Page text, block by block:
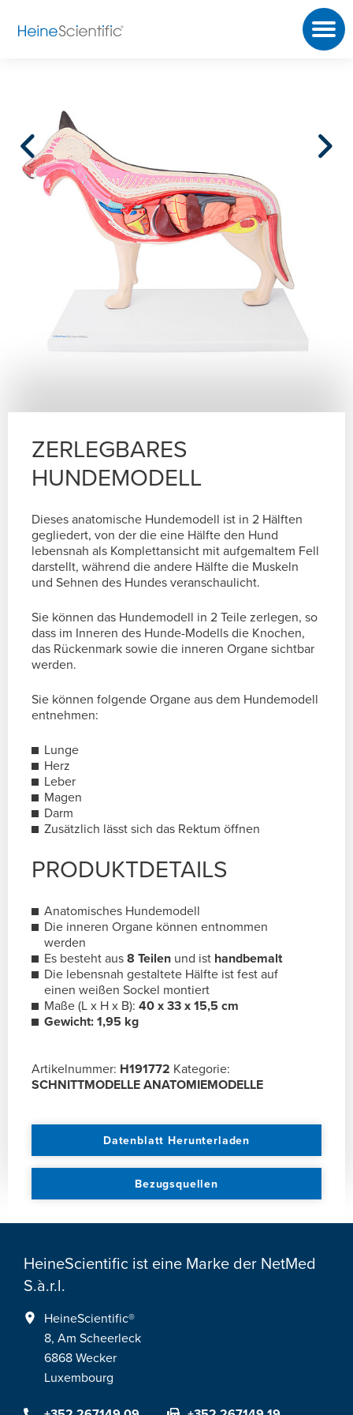
ZERLEGBARES
HUNDEMODELL
Dieses anatomische Hundemodell ist in 2 Hälften
gegliedert, von der die eine Hälfte den Hund
lebensnah als Komplettansicht mit aufgemaltem Fell
darstellt, während die andere Hälfte die Muskeln
und Sehnen des Hundes veranschaulicht.
Sie können das Hundemodell in 2 Teile zerlegen, so
dass im Inneren des Hunde-Modells die Knochen,
das Rückenmark sowie die inneren Organe sichtbar
werden.
Sie können folgende Organe aus dem Hundemodell
entnehmen:
Lunge
Herz
Leber
Magen
Darm
Zusätzlich lässt sich das Rektum öffnen
PRODUKTDETAILS
Anatomisches Hundemodell
Die inneren Organe können entnommen
werden
Es besteht aus 8 Teilen und ist handbemalt
Die lebensnah gestaltete Hälfte ist fest auf
einen weißen Sockel montiert
Maße (L x H x B): 40 x 33 x 15,5 cm
Gewicht: 1,95 kg
Artikelnummer: H191772 Kategorie:
SCHNITTMODELLE ANATOMIEMODELLE
Datenblatt Herunterladen
Bezugsquellen
HeineScientific ist eine Marke der NetMed
S.à.r.l.
HeineScientific®
8, Am Scheerleck
6868 Wecker
Luxembourg